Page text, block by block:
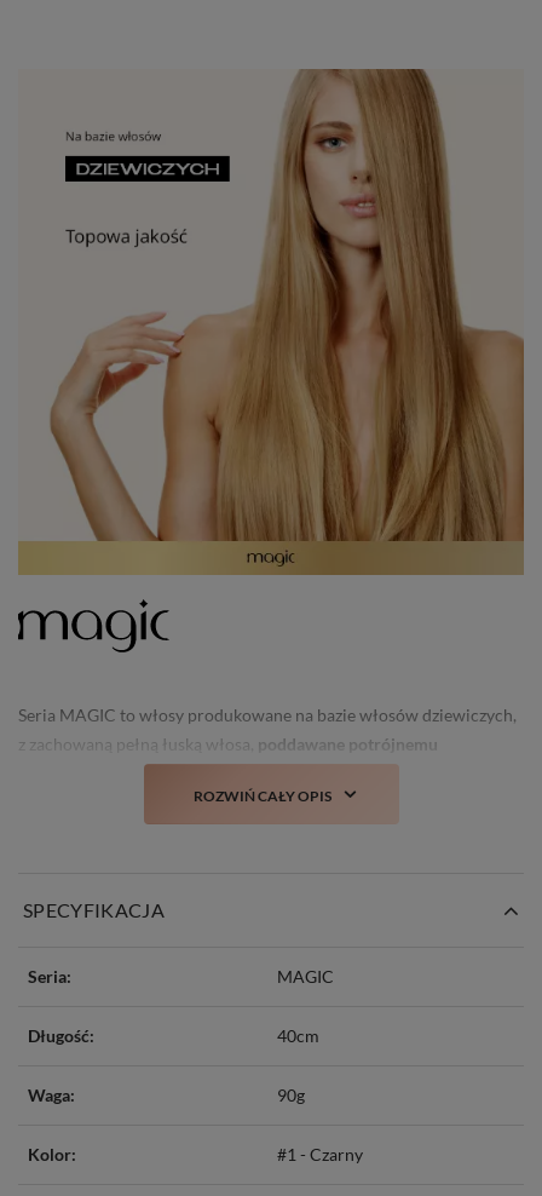
Seria MAGIC to włosy produkowane na bazie włosów dziewiczych,
z zachowaną pełną łuską włosa, poddawane potrójnemu
selekcjonowaniu
struktury nawet po kilku myciach.
ROZWIŃ CAŁY OPIS
SPECYFIKACJA
Seria: MAGIC
Długość: 40cm
Waga: 90g
Kolor: #1 - Czarny